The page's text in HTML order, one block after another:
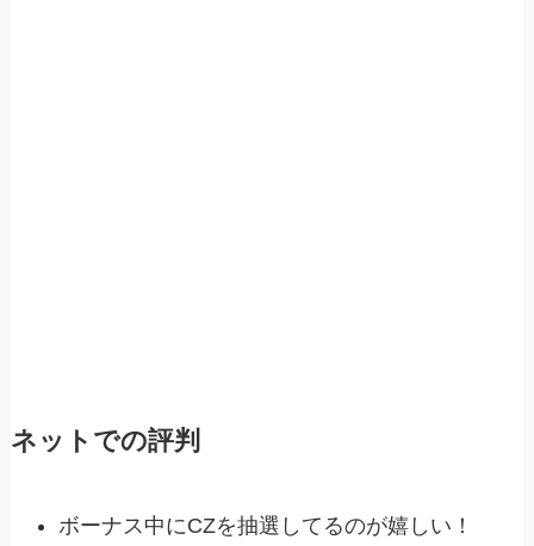
ネットでの評判
ボーナス中にCZを抽選してるのが嬉しい！